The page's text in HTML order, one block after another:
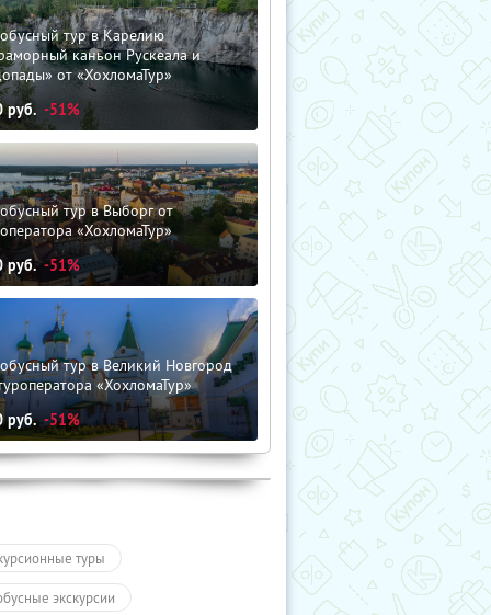
тур в Карелию
каньон Рускеала и
от «ХохломаТур»
руб. -51%
тур в Выборг от
«ХохломаТур»
руб. -51%
тур в Великий Новгород
«ХохломаТур»
руб. -51%
туры
экскурсии